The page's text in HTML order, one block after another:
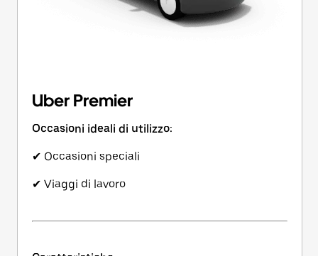
Uber Premier
Occasioni ideali di utilizzo:
✔ Occasioni speciali
✔ Viaggi di lavoro